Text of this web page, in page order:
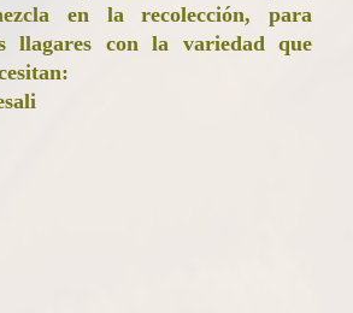
en la recolección, para
llagares con la variedad que